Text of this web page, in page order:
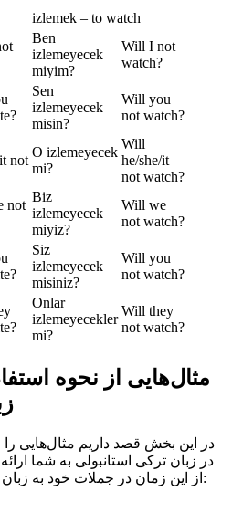
izlemek – to watch
Ben
izlemeyecek
miyim?
Will I not
watch?
Sen
izlemeyecek
misin?
Will you
not watch?
not
O izlemeyecek
mi?
Will
he/she/it
not watch?
not
Biz
izlemeyecek
miyiz?
Will we
not watch?
Siz
izlemeyecek
misiniz?
Will you
not watch?
Onlar
izlemeyecekler
mi?
Will they
not watch?
مثال‌هایی از نحوه
در این بخش قصد داریم مثال‌هایی را
در زبان ترکی استانبولی به شما
از این زمان در جملات خود به زبان ترکی استانبولی استفاده کنید: